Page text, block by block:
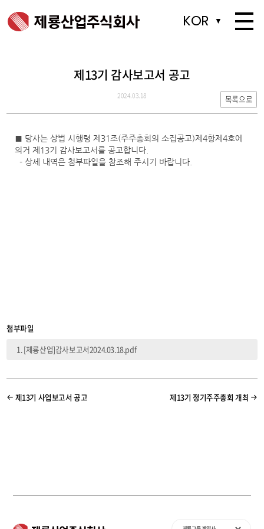
KOR ▼
KOR ▼
제13기 감사보고서 공고
2024.03.18 목록으로
■ 당사는 상법 시행령 제31조(주주총회의 소집공고)제4항제4호에
의거 제13기 감사보고서를 공고합니다.
- 상세 내역은 첨부파일을 참조해 주시기 바랍니다.
첨부파일
[제룡산업]감사보고서2024.03.18.pdf
제13기 사업보고서 공고 제13기 정기주주총회 개최